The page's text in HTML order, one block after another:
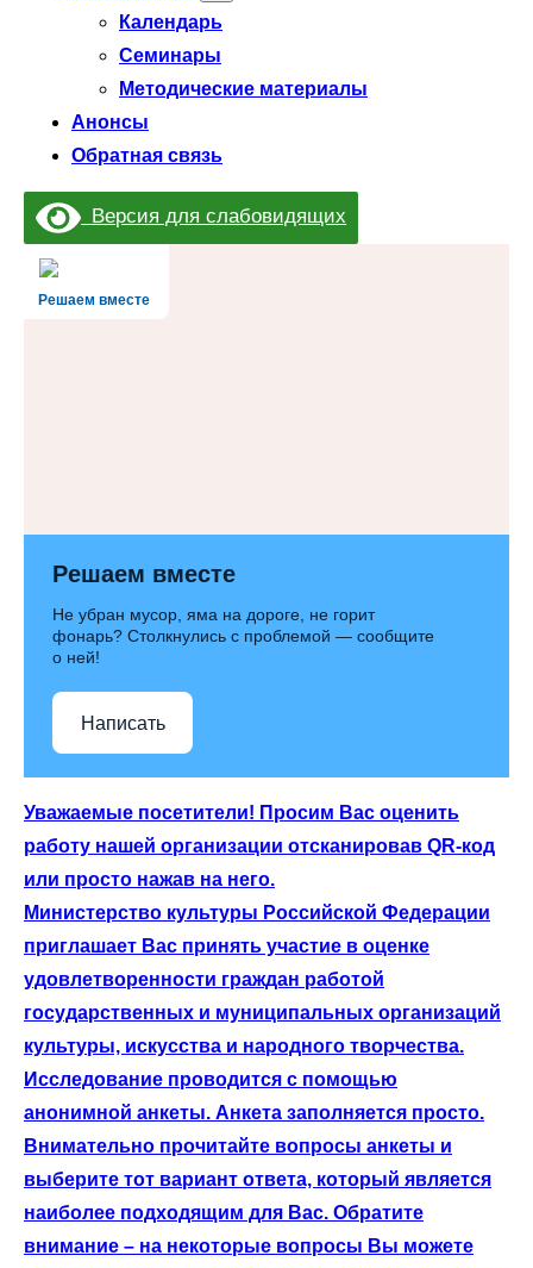
Календарь
Семинары
Методические материалы
Анонсы
Обратная связь
Версия для слабовидящих
Решаем вместе
Решаем вместе
Не убран мусор, яма на дороге, не горит
фонарь? Столкнулись с проблемой — сообщите
о ней!
Написать
Уважаемые посетители! Просим Вас оценить
работу нашей организации отсканировав QR-код
или просто нажав на него.
Министерство культуры Российской Федерации
приглашает Вас принять участие в оценке
удовлетворенности граждан работой
государственных и муниципальных организаций
культуры, искусства и народного творчества.
Исследование проводится с помощью
анонимной анкеты. Анкета заполняется просто.
Внимательно прочитайте вопросы анкеты и
выберите тот вариант ответа, который является
наиболее подходящим для Вас. Обратите
внимание – на некоторые вопросы Вы можете